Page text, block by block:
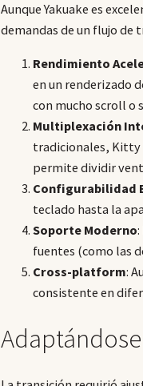
Aunque Yakuake es
demandas de un flujo de
Rendimiento
en un renderizado
con mucho scroll o
Multiplexación
tradicionales, Kitty
permite dividir
Configurabilidad
teclado hasta la
Soporte Moderno
fuentes (como las
Cross-platform:
consistente en